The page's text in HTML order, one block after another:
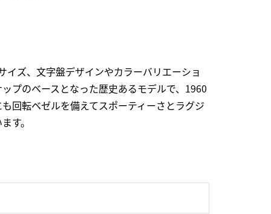
ズ、文字盤デザインやカラーバリエーショ
プのベースとなった歴史あるモデルで、1960
回転ベゼルを備えてスポーティーさとラグジ
す。